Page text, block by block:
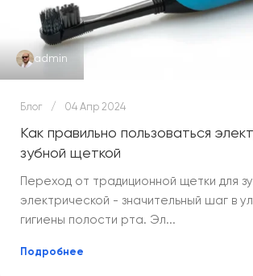
admin
Блог 04 Апр 2024
Как правильно пользоваться
зубной щеткой
Переход от традиционной щетки для
электрической - значительный шаг в
гигиены полости рта. Эл...
Подробнее